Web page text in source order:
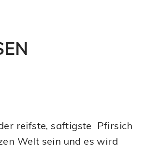
reifste, saftigste Pfirsich
Welt sein und es wird